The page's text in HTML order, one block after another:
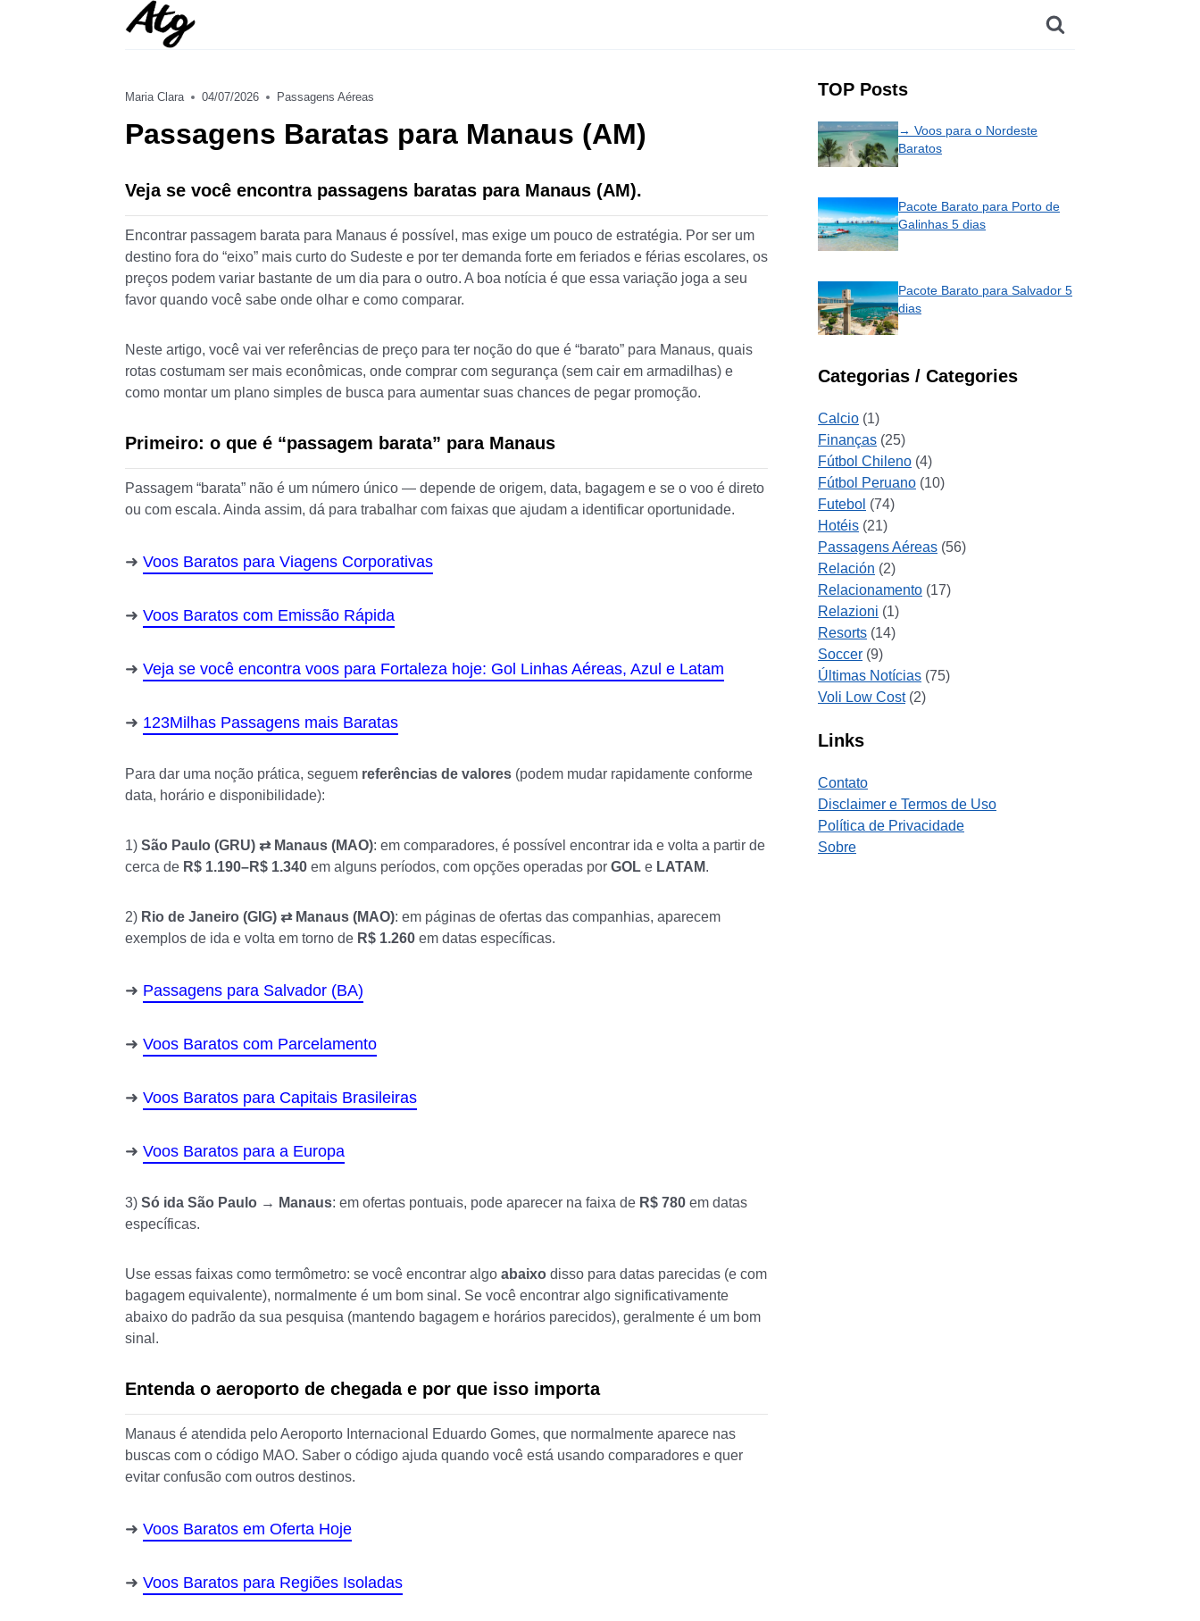
Maria Clara 04/07/2026 Passagens Aéreas
Passagens Baratas para Manaus (AM)
Veja se você encontra passagens baratas para Manaus (AM).
Encontrar passagem barata para Manaus é possível, mas exige um pouco de estratégia. Por ser um
destino fora do “eixo” mais curto do Sudeste e por ter demanda forte em feriados e férias escolares, os
preços podem variar bastante de um dia para o outro. A boa notícia é que essa variação joga a seu
favor quando você sabe onde olhar e como comparar.
Neste artigo, você vai ver referências de preço para ter noção do que é “barato” para Manaus, quais
rotas costumam ser mais econômicas, onde comprar com segurança (sem cair em armadilhas) e
como montar um plano simples de busca para aumentar suas chances de pegar promoção.
Primeiro: o que é “passagem barata” para Manaus
Passagem “barata” não é um número único — depende de origem, data, bagagem e se o voo é direto
ou com escala. Ainda assim, dá para trabalhar com faixas que ajudam a identificar oportunidade.
Voos Baratos para Viagens Corporativas
Voos Baratos com Emissão Rápida
Veja se você encontra voos para Fortaleza hoje: Gol Linhas Aéreas, Azul e Latam
123Milhas Passagens mais Baratas
Para dar uma noção prática, seguem referências de valores (podem mudar rapidamente conforme
data, horário e disponibilidade):
1) São Paulo (GRU) ⇄ Manaus (MAO): em comparadores, é possível encontrar ida e volta a partir de
cerca de R$ 1.190–R$ 1.340 em alguns períodos, com opções operadas por GOL e LATAM.
2) Rio de Janeiro (GIG) ⇄ Manaus (MAO): em páginas de ofertas das companhias, aparecem
exemplos de ida e volta em torno de R$ 1.260 em datas específicas.
Passagens para Salvador (BA)
Voos Baratos com Parcelamento
Voos Baratos para Capitais Brasileiras
Voos Baratos para a Europa
3) Só ida São Paulo → Manaus: em ofertas pontuais, pode aparecer na faixa de R$ 780 em datas
específicas.
Use essas faixas como termômetro: se você encontrar algo abaixo disso para datas parecidas (e com
bagagem equivalente), normalmente é um bom sinal. Se você encontrar algo significativamente
abaixo do padrão da sua pesquisa (mantendo bagagem e horários parecidos), geralmente é um bom
sinal.
Entenda o aeroporto de chegada e por que isso importa
Manaus é atendida pelo Aeroporto Internacional Eduardo Gomes, que normalmente aparece nas
buscas com o código MAO. Saber o código ajuda quando você está usando comparadores e quer
evitar confusão com outros destinos.
Voos Baratos em Oferta Hoje
Voos Baratos para Regiões Isoladas
TOP Posts
→ Voos para o Nordeste
Baratos
Pacote Barato para Porto de
Galinhas 5 dias
Pacote Barato para Salvador 5
dias
Categorias / Categories
Calcio (1)
Finanças (25)
Fútbol Chileno (4)
Fútbol Peruano (10)
Futebol (74)
Hotéis (21)
Passagens Aéreas (56)
Relación (2)
Relacionamento (17)
Relazioni (1)
Resorts (14)
Soccer (9)
Últimas Notícias (75)
Voli Low Cost(2)
Links
Contato
Disclaimer e Termos de Uso
Política de Privacidade
Sobre